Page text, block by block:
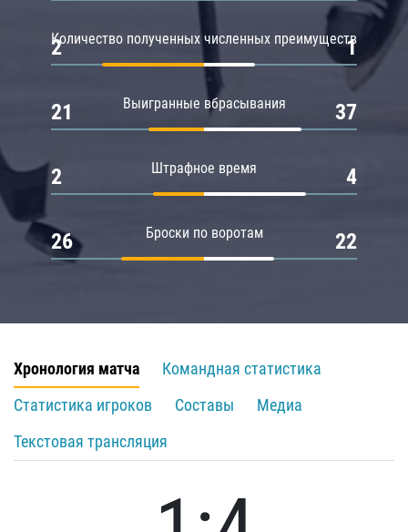
Количество полученных численных преимуществ
2 1
Выигранные вбрасывания
21 37
Штрафное время
2 4
Броски по воротам
26 22
Хронология матча
Командная статистика
Статистика игроков
Составы
Медиа
Текстовая трансляция